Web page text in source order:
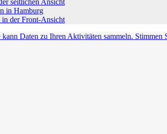
Daten zu Ihren Aktivitäten sammeln. Stimmen